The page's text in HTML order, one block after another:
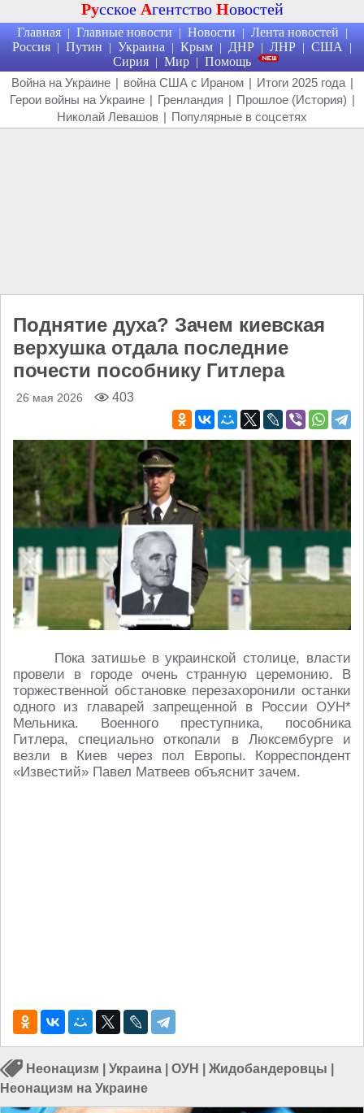
Русское Агентство Новостей
Главная | Главные новости | Новости | Лента новостей |
Россия | Путин | Украина | Крым | ДНР | ЛНР | США |
Сирия | Мир | Помощь
Война на Украине | война США с Ираном | Итоги 2025 года |
Герои войны на Украине | Гренландия | Прошлое (История) |
Николай Левашов | Популярные в соцсетях
Поднятие духа? Зачем киевская
верхушка отдала последние
почести пособнику Гитлера
26 мая 2026 403
Пока затишье в украинской столице, власти
провели в городе очень странную церемонию. В
торжественной обстановке перезахоронили останки
одного из главарей запрещенной в России ОУН*
Мельника. Военного преступника, пособника
Гитлера, специально откопали в Люксембурге и
везли в Киев через пол Европы. Корреспондент
«Известий» Павел Матвеев объяснит зачем.
Неонацизм Украина ОУН Жидобандеровцы
Неонацизм на Украине